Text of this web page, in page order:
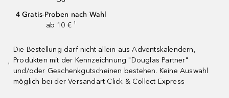
4 Gratis-Proben nach Wahl
ab 10 € ¹
¹
Die Bestellung darf nicht allein aus Adventskalendern,
Produkten mit der Kennzeichnung "Douglas Partner"
und/oder Geschenkgutscheinen bestehen. Keine Auswahl
möglich bei der Versandart Click & Collect Express